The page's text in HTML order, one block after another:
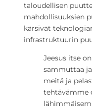
taloudellisen
mahdollisuuksien
kärsivät
infrastruktuurin
Jeesus itse
sammuttaa
meitä ja
tehtävämme